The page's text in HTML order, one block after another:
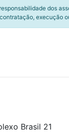
dos
execução
Brasil 21